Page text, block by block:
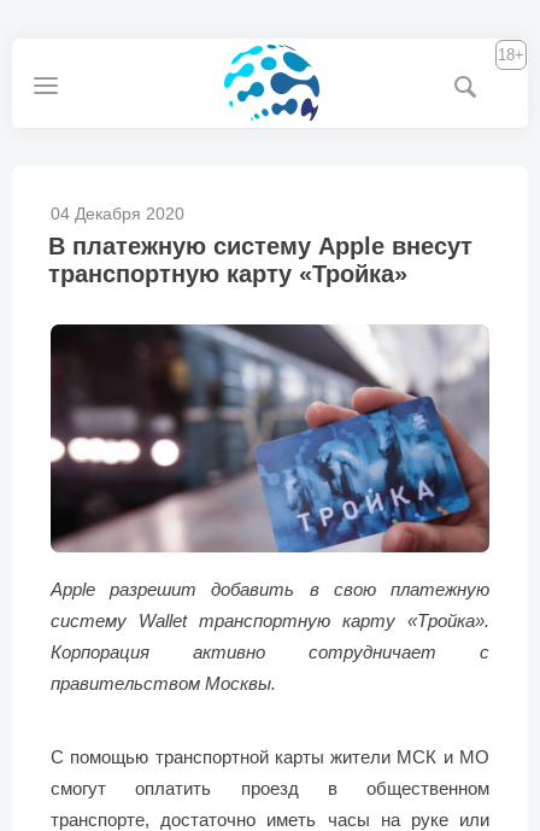
18+
04 Декабря 2020
В платежную систему Apple внесут
транспортную карту «Тройка»
Apple разрешит добавить в свою платежную
систему Wallet транспортную карту «Тройка».
Корпорация активно сотрудничает с
правительством Москвы.
С помощью транспортной карты жители МСК и МО
смогут оплатить проезд в общественном
транспорте, достаточно иметь часы на руке или